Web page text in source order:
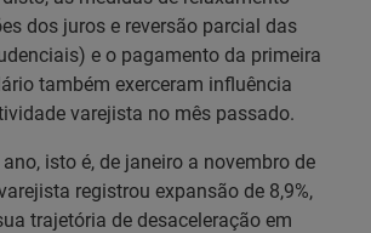
dos juros e reversão parcial das
e o pagamento da primeira
também exerceram influência
varejista no mês passado.
isto é, de janeiro a novembro de
registrou expansão de 8,9%,
trajetória de desaceleração em